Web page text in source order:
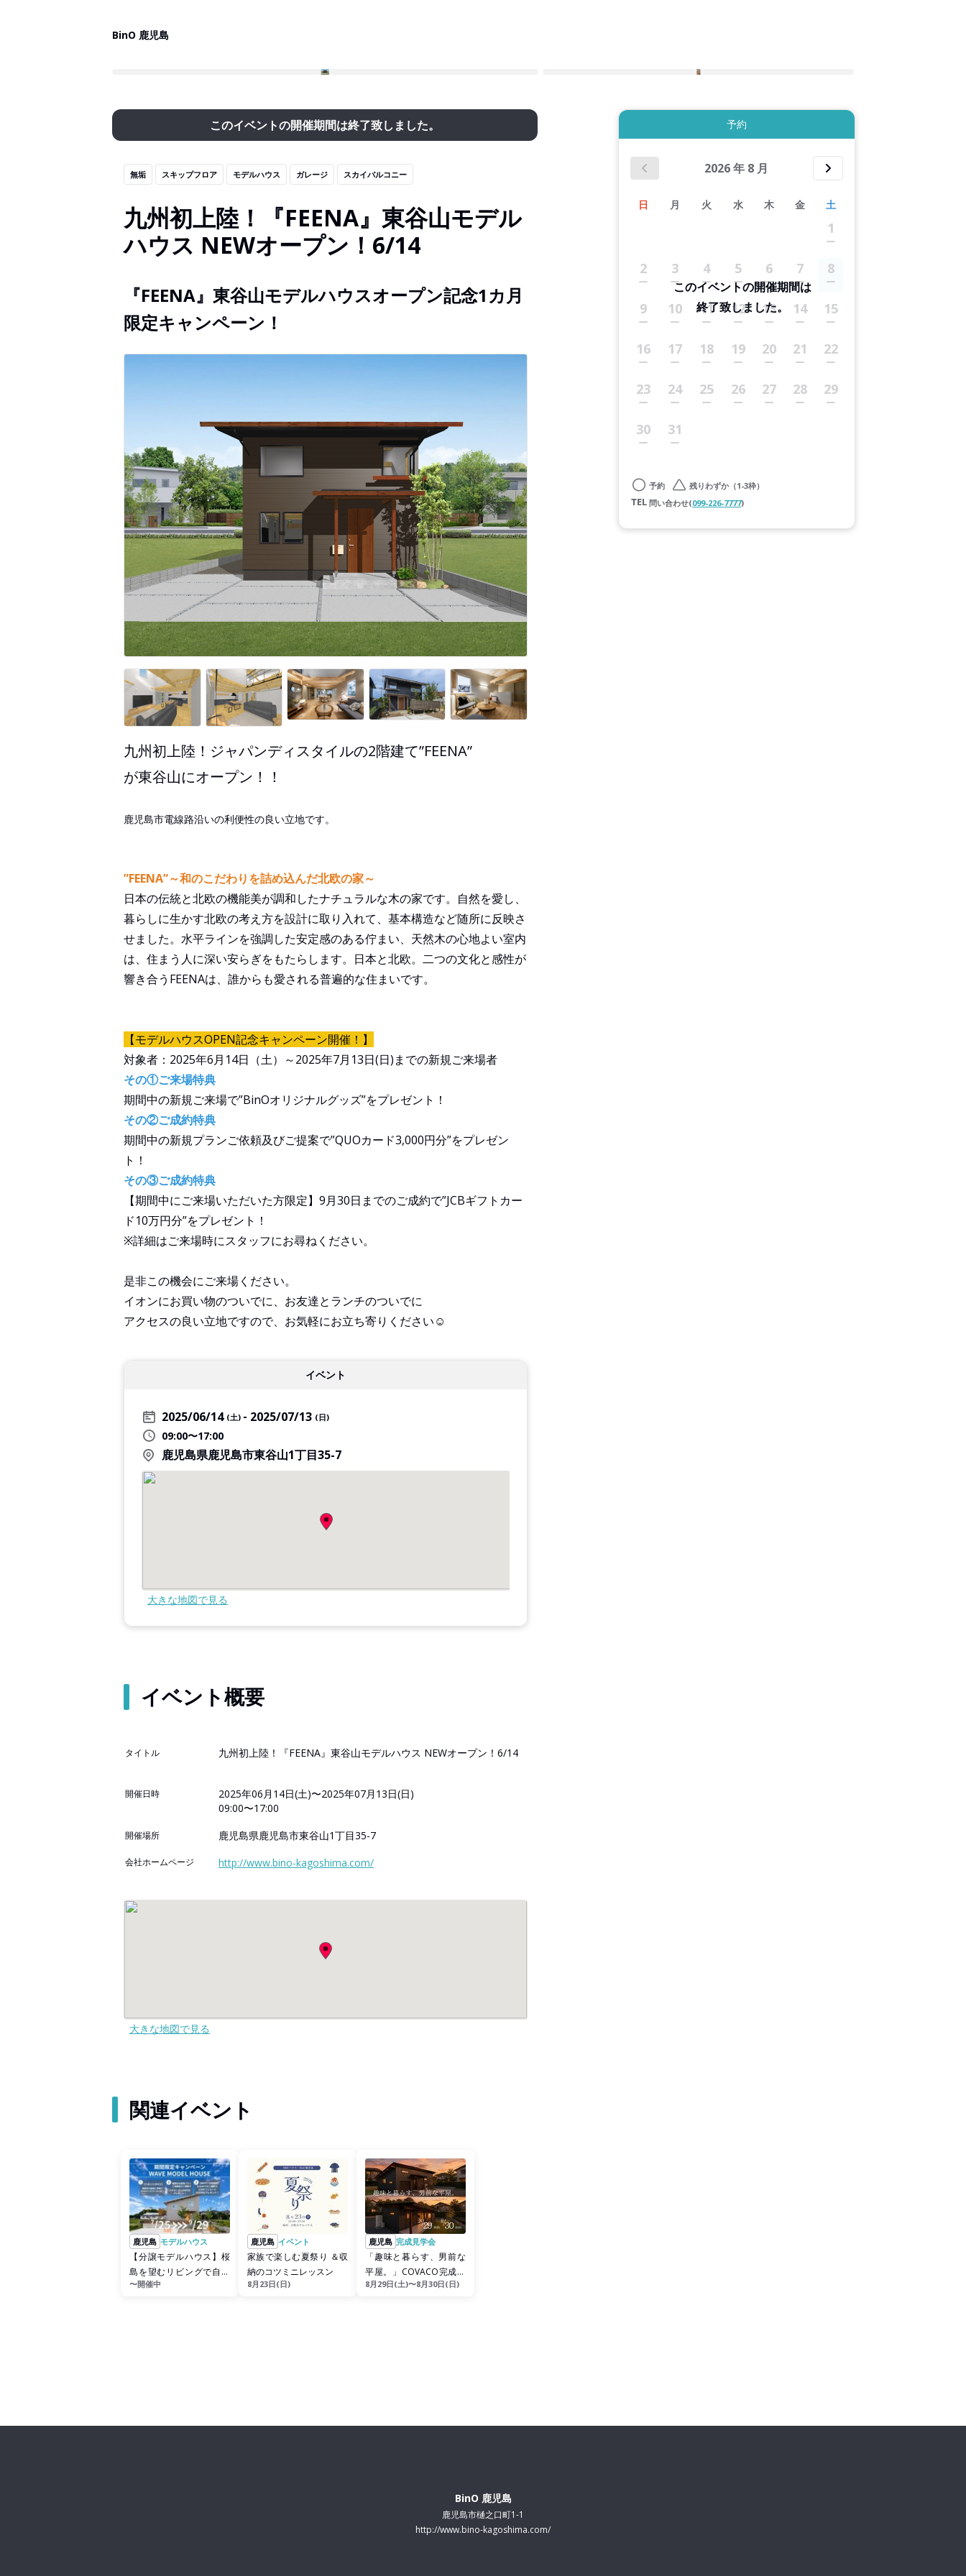
BinO 鹿児島
このイベントの開催期間は終了致しました。
無垢 スキップフロア モデルハウス ガレージ スカイバルコニー
九州初上陸！『FEENA』東谷山モデル
ハウス NEWオープン！6/14
『FEENA』東谷山モデルハウスオープン記念1カ月
限定キャンペーン！
九州初上陸！ジャパンディスタイルの2階建て”FEENA”
が東谷山にオープン！！
鹿児島市電線路沿いの利便性の良い立地です。
”FEENA”～和のこだわりを詰め込んだ北欧の家～
日本の伝統と北欧の機能美が調和したナチュラルな木の家です。自然を愛し、
暮らしに生かす北欧の考え方を設計に取り入れて、基本構造など随所に反映さ
せました。水平ラインを強調した安定感のある佇まい、天然木の心地よい室内
は、住まう人に深い安らぎをもたらします。日本と北欧。二つの文化と感性が
響き合うFEENAは、誰からも愛される普遍的な住まいです。
【モデルハウスOPEN記念キャンペーン開催！】
対象者：2025年6月14日（土）～2025年7月13日(日)までの新規ご来場者
その①ご来場特典
期間中の新規ご来場で”BinOオリジナルグッズ”をプレゼント！
その②ご成約特典
期間中の新規プランご依頼及びご提案で”QUOカード3,000円分”をプレゼン
ト！
その③ご成約特典
【期間中にご来場いただいた方限定】9月30日までのご成約で”JCBギフトカー
ド10万円分”をプレゼント！
※詳細はご来場時にスタッフにお尋ねください。
是非この機会にご来場ください。
イオンにお買い物のついでに、お友達とランチのついでに
アクセスの良い立地ですので、お気軽にお立ち寄りください☺
イベント
2025/06/14 (土) 2025/07/13 (日)
09:00〜17:00
鹿児島県鹿児島市東谷山1丁目35-7
大きな地図で見る
イベント概要
タイトル 九州初上陸！『FEENA』東谷山モデルハウス NEWオープン！6/14
開催日時
2025年06月14日(土)〜2025年07月13日(日)
09:00〜17:00
開催場所 鹿児島県鹿児島市東谷山1丁目35-7
会社ホームページ http://www.bino-kagoshima.com/
大きな地図で見る
関連イベント
鹿児島 モデルハウス
【分譲モデルハウス】桜
島を望むリビングで自遊
に、暮らす。『リニュー
〜開催中
鹿児島 イベント
家族で楽しむ夏祭り ＆収
納のコツミニレッスン
8月23日(日)
鹿児島 完成見学会
「趣味と暮らす、男前な
平屋。」COVACO完成見
学会 in姶良市東餅田
8月29日(土)〜8月30日(日)
予約
2026年 8 月
日 月 火 水 木 金 土
1
2 3 4 5 6 7 8
9 10 11 12 13 14 15
16 17 18 19 20 21 22
23 24 25 26 27 28 29
30 31
このイベントの開催期間は
終了致しました。
予約
残りわずか（1-3枠）
問い合わせ(099-226-7777)
BinO 鹿児島
鹿児島市樋之口町1-1
http://www.bino-kagoshima.com/